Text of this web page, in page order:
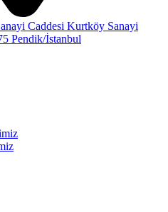
Caddesi Kurtköy Sanayi
Pendik/İstanbul